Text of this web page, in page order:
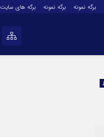
برگه نمونه برگه نمونه برگه های سایت